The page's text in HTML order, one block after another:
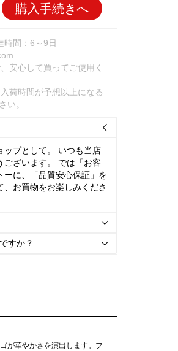
購入手続きへ
時間：6～9日
安心して買ってご使用く
荷時間が予想以上になる
い。

ップとして。 いつも当店
ございます。 では「お客
ーに、「品質安心保証」を
お買物をお楽しみくださ

すか？ 
が華やかさを演出します。フ